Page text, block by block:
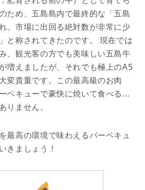
ため、五島島内で最終的な「五島
、市場に出回る絶対数が非常に少
と称されてきたのです。 現在では
、観光客の方でも美味しい五島牛
増えましたが、それでも極上のA5
変貴重です。この最高級のお肉
ベキューで豪快に焼いて食べる…
りません。
最高の環境で味わえるバーベキュ
きましょう！